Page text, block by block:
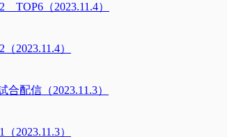
TOP6（2023.11.4）
2023.11.4）
配信（2023.11.3）
2023.11.3）